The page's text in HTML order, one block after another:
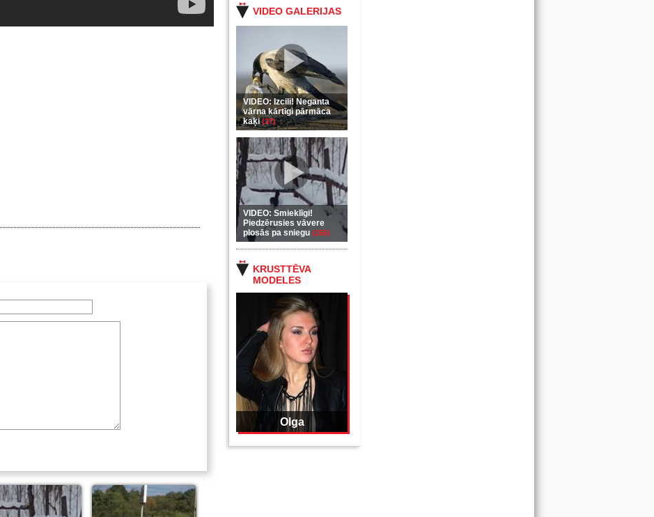
VIDEO GALERIJAS
VIDEO: Izcili! Neganta
vārna kārtīgi pārmāca
kaķi(37)
VIDEO: Smieklīgi!
Piedzērusies vāvere
plosās pa sniegu (255)
KRUSTTĒVA
MODELES
Olga